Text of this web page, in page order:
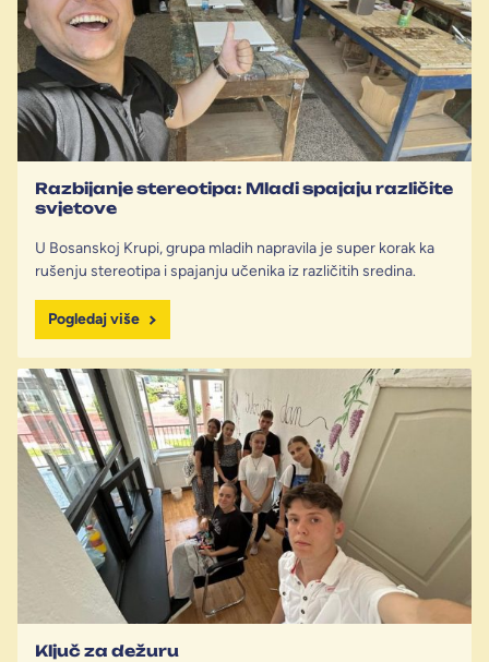
Razbijanje stereotipa: Mladi spajaju različite
svjetove
U Bosanskoj Krupi, grupa mladih napravila je super korak ka
rušenju stereotipa i spajanju učenika iz različitih sredina.
Pogledaj više
Ključ za dežuru